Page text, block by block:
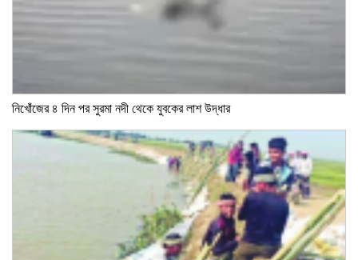
নিখোঁজের ৪ দিন পর সুরমা নদী থেকে যুবকের লাশ উদ্ধার